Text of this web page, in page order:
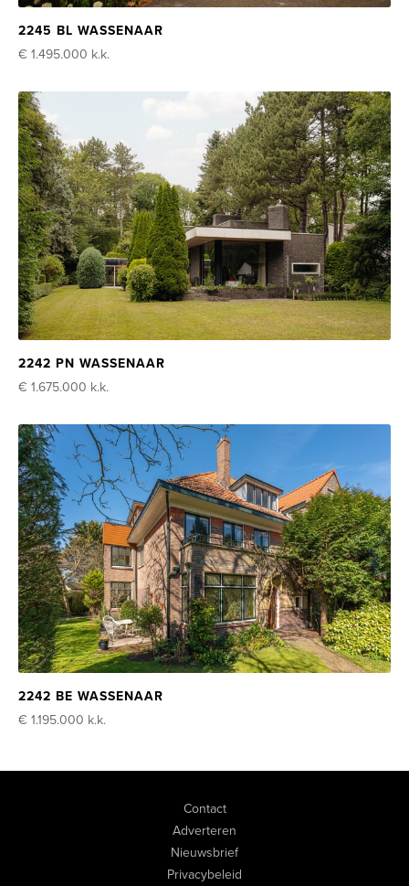
2245 BL WASSENAAR
€ 1.495.000 k.k.
2242 PN WASSENAAR
€ 1.675.000 k.k.
2242 BE WASSENAAR
€ 1.195.000 k.k.
Contact
Adverteren
Nieuwsbrief
Privacybeleid